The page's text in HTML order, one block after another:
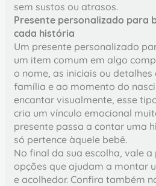
sem sustos ou atrasos.
Presente personalizado para
cada história
Um presente personalizado
um item comum em algo
o nome, as iniciais ou
família e ao momento do
encantar visualmente, esse
cria um vínculo emocional
presente passa a contar uma
só pertence àquele bebê.
No final da sua escolha, vale
opções que ajudam a montar
e acolhedor. Confira também